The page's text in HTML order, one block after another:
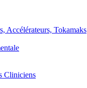
Accélérateurs, Tokamaks
Cliniciens